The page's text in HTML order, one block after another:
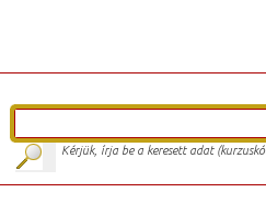
Kérjük, írja be a keresett adat